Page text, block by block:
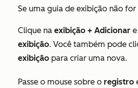
Se uma guia de exibição não
Clique na exibição + Adicionar
exibição. Você também pode
exibição para criar uma nova.
Passe o mouse sobre o registro